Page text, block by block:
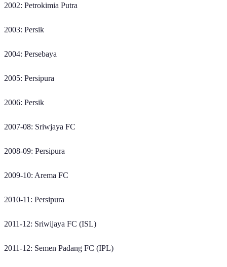
2002: Petrokimia Putra
2003: Persik
2004: Persebaya
2005: Persipura
2006: Persik
2007-08: Sriwjaya FC
2008-09: Persipura
2009-10: Arema FC
2010-11: Persipura
2011-12: Sriwijaya FC (ISL)
2011-12: Semen Padang FC (IPL)